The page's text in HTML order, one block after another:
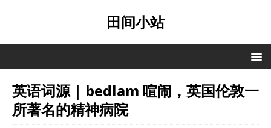
田间小站
英语词源 | bedlam 喧闹，英国伦敦一
所著名的精神病院